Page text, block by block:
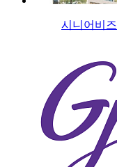
시니어비